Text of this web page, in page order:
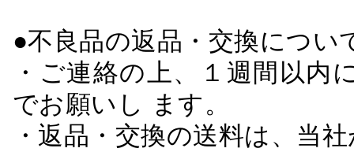
●不良品の返品・交換につい
・ご連絡の上、１週間以
でお願いし ます。
・返品・交換の送料は、当